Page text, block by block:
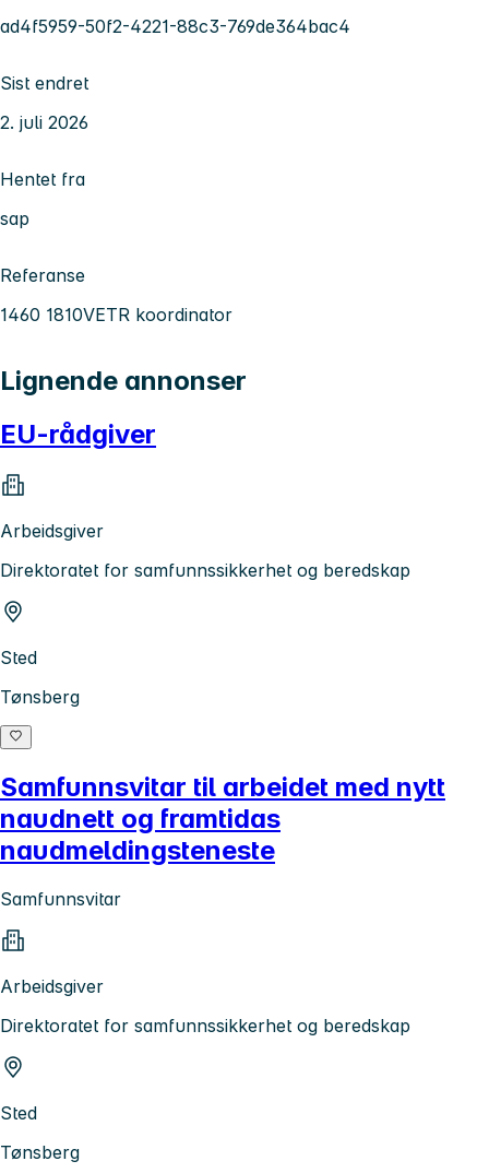
ad4f5959-50f2-4221-88c3-769de364bac4
Sist endret
2. juli 2026
Hentet fra
sap
Referanse
1460 1810VETR koordinator
Lignende annonser
EU-rådgiver
Arbeidsgiver
Direktoratet for samfunnssikkerhet og beredskap
Sted
Tønsberg
Samfunnsvitar til arbeidet med nytt
naudnett og framtidas
naudmeldingsteneste
Samfunnsvitar
Arbeidsgiver
Direktoratet for samfunnssikkerhet og beredskap
Sted
Tønsberg